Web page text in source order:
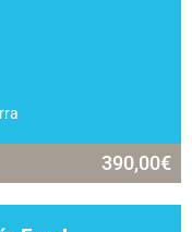
390,00€